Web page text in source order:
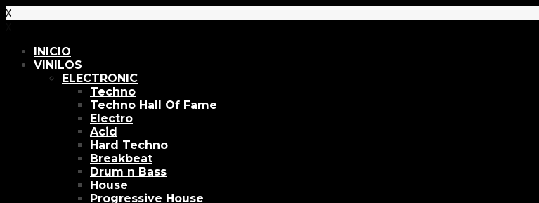
X
INICIO
VINILOS
ELECTRONIC
Techno
Techno Hall Of Fame
Electro
Acid
Hard Techno
Breakbeat
Drum n Bass
House
Progressive House